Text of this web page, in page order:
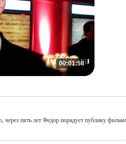
00:01:58
пять лет Федор порадует публику